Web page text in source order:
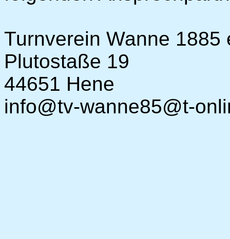
Turnverein Wanne 1885
Plutostaße 19
44651 Hene
info@tv-wanne85@t-